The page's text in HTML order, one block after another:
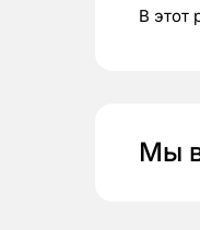
В этот
Мы